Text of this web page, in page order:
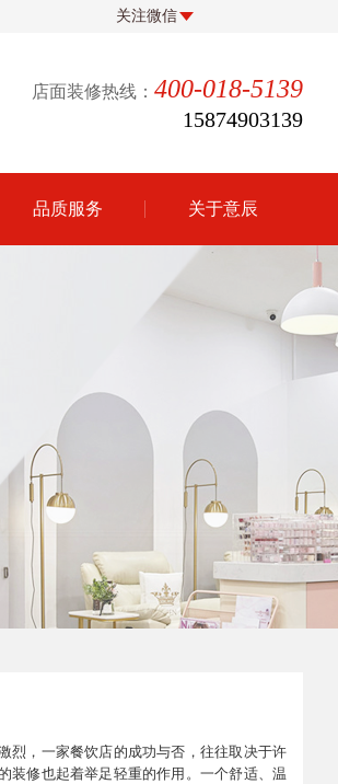
关注微信
店面装修热线： 400-018-5139
15874903139
品质服务 关于意辰
烈，一家餐饮店的成功与否，往往取决于许
装修也起着举足轻重的作用。一个舒适、温